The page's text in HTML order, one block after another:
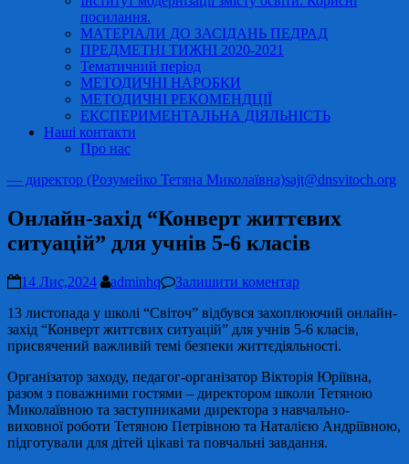
посилання.
МАТЕРІАЛИ ДО ЗАСІДАНЬ ПЕДРАД
ПРЕДМЕТНІ ТИЖНІ 2020-2021
Тематичний період
МЕТОДИЧНІ НАРОБКИ
МЕТОДИЧНІ РЕКОМЕНДЦІЇ
ЕКСПЕРИМЕНТАЛЬНА ДІЯЛЬНІСТЬ
Наші контакти
Про нас
— директор (Розумейко Тетяна Миколаївна)sajt@dnsvitoch.org
Онлайн-захід “Конверт життєвих
ситуацій” для учнів 5-6 класів
14 Лис,2024 adminhq
Залишити коментар
13 листопада у школі “Світоч” відбувся захоплюючий онлайн-
захід “Конверт життєвих ситуацій” для учнів 5-6 класів,
присвячений важливій темі безпеки життєдіяльності.
Організатор заходу, педагог-організатор Вікторія Юріївна,
разом з поважними гостями – директором школи Тетяною
Миколаївною та заступниками директора з навчально-
виховної роботи Тетяною Петрівною та Наталією Андріївною,
підготували для дітей цікаві та повчальні завдання.